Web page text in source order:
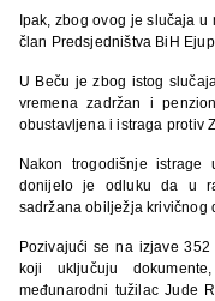
Ipak, zbog ovog je slučaja
član Predsjedništva BiH
U Beču je zbog istog
vremena zadržan i
obustavljena i istraga protiv
Nakon trogodišnje istrage
donijelo je odluku da u
sadržana obilježja krivičnog
Pozivajući se na izjave
koji uključuju
međunarodni tužilac Jude